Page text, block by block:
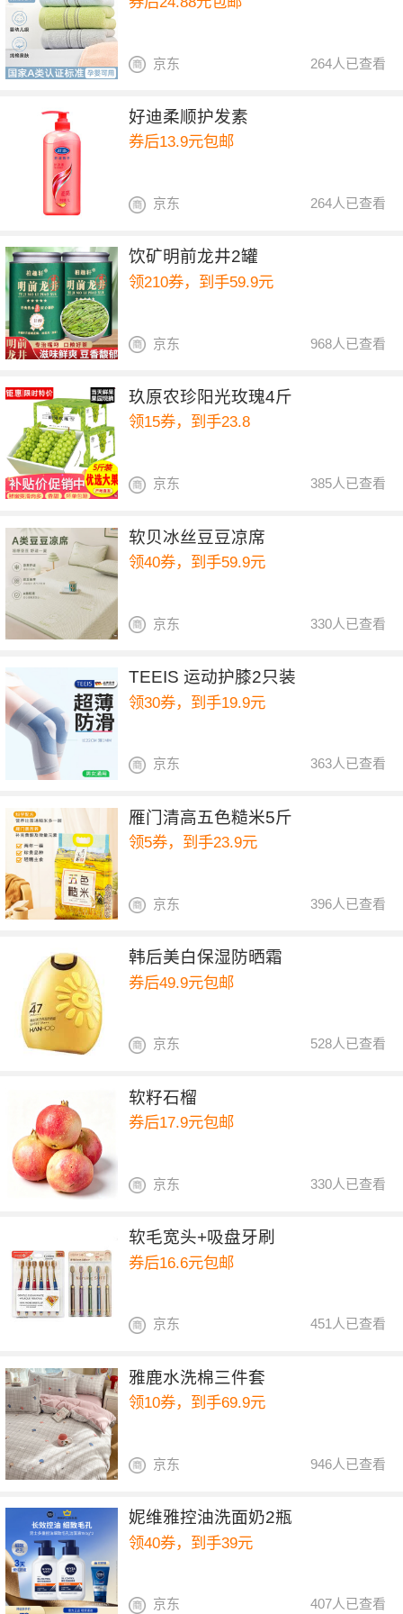
264人已查看
京东
好迪柔顺护发素
券后13.9元包邮
264人已查看
京东
饮矿明前龙井2罐
领210券，到手59.9元
968人已查看
京东
玖原农珍阳光玫瑰4斤
领15券，到手23.8
385人已查看
京东
软贝冰丝豆豆凉席
领40券，到手59.9元
330人已查看
京东
TEEIS 运动护膝2只装
领30券，到手19.9元
363人已查看
京东
雁门清高五色糙米5斤
领5券，到手23.9元
396人已查看
京东
韩后美白保湿防晒霜
券后49.9元包邮
528人已查看
京东
软籽石榴
券后17.9元包邮
330人已查看
京东
软毛宽头+吸盘牙刷
券后16.6元包邮
451人已查看
京东
雅鹿水洗棉三件套
领10券，到手69.9元
946人已查看
京东
妮维雅控油洗面奶2瓶
领40券，到手39元
407人已查看
京东